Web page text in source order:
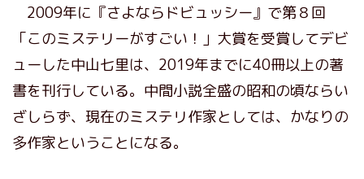
2009年に『さよならドビュッシー』で第８回
「このミステリーがすごい！」大賞を受賞してデビ
ューした中山七里は、2019年までに40冊以上の著
書を刊行している。中間小説全盛の昭和の頃ならい
ざしらず、現在のミステリ作家としては、かなりの
多作家ということになる。